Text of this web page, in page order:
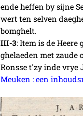
ende heffen by sijne
wert ten selven
bomghelt.
III-3: Item is de Heere
ghelaeden met zaude
Ronsse t'zy inde vrye
Meuken : een